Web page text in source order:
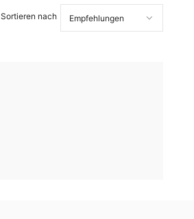
Sortieren nach